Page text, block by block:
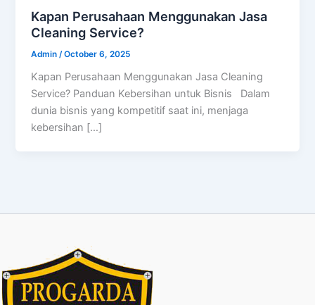
Kapan Perusahaan Menggunakan Jasa
Cleaning Service?
Admin /October 6, 2025
Kapan Perusahaan Menggunakan Jasa Cleaning
Service? Panduan Kebersihan untuk Bisnis Dalam
dunia bisnis yang kompetitif saat ini, menjaga
kebersihan […]